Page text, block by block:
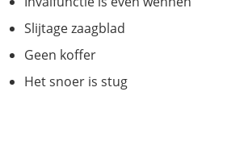
Slijtage zaagblad
Geen koffer
Het snoer is stug